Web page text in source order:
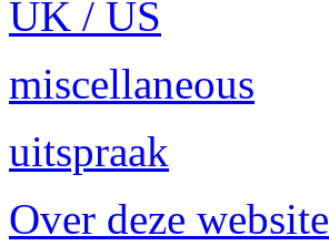
UK / US
miscellaneous
uitspraak
Over deze website